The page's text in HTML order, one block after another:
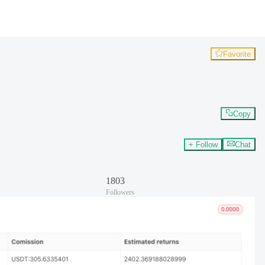
Favorite
Copy
+ Follow Chat
1803
Followers